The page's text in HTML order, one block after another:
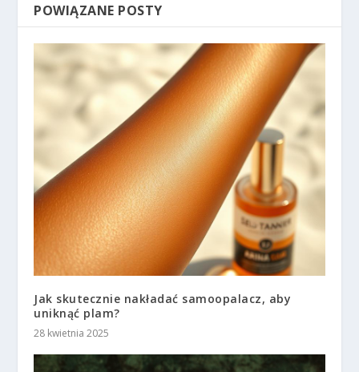
POWIĄZANE POSTY
Jak skutecznie nakładać samoopalacz, aby
uniknąć plam?
28 kwietnia 2025